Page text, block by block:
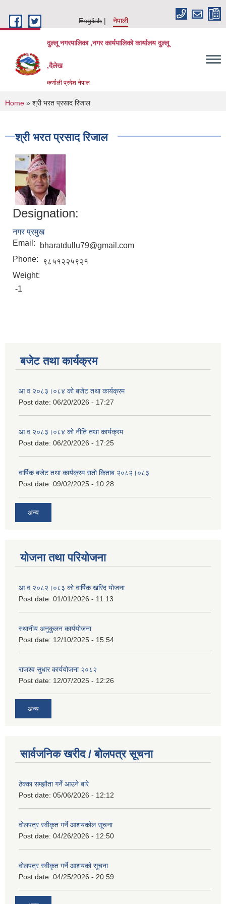
English
नेपाली
दुल्लू नगरपालिका ,नगर कार्यपालिकाे कार्यालय दुल्लू
,दैलेख
कर्णाली प्रदेश नेपाल
You are here
Home » श्री भरत प्रसाद रिजाल
श्री भरत प्रसाद रिजाल
Designation:
नगर प्रमुख
Email:
bharatdullu79@gmail.com
Phone:
९८५१२२५९२१
Weight:
-1
बजेट तथा कार्यक्रम
आ व २०८३।०८४ को बजेट तथा कार्यक्रम
Post date: 06/20/2026 - 17:27
आ व २०८३।०८४ को नीति तथा कार्यक्रम
Post date: 06/20/2026 - 17:25
वार्षिक बजेट तथा कार्यक्रम रातो किताब २०८२।०८३
Post date: 09/02/2025 - 10:28
अन्य
योजना तथा परियोजना
आ व २०८२।०८३ को वार्षिक खरिद योजना
Post date: 01/01/2026 - 11:13
स्थानीय अनुकुलन कार्ययोजना
Post date: 12/10/2025 - 15:54
राजश्व सुधार कार्ययोजना २०८२
Post date: 12/07/2025 - 12:26
अन्य
सार्वजनिक खरीद / बोलपत्र सूचना
ठेक्का सम्झौता गर्ने आउने बारे
Post date: 05/06/2026 - 12:12
वोलपत्र स्वीकृत गर्ने आशयकोल सूचना
Post date: 04/26/2026 - 12:50
वोलपत्र स्वीकृत गर्ने आशयको सूचना
Post date: 04/25/2026 - 20:59